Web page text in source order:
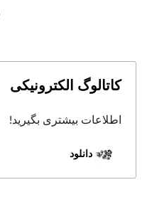
کاتالوگ الکترونیکی
اطلاعات بیشتری بگیرید!
دانلود